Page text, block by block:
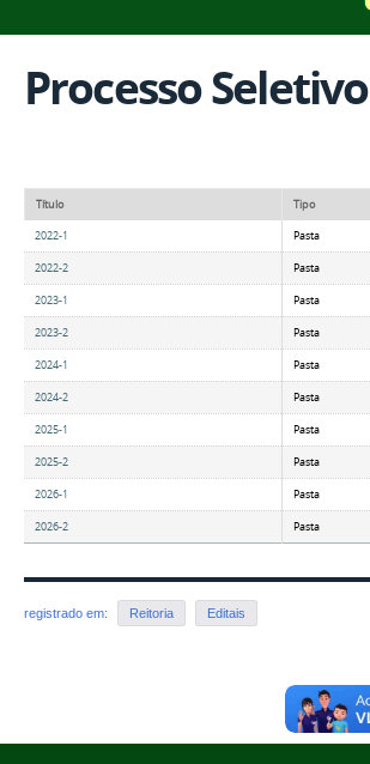
Processo Seletivo
Título Tipo
2022-1 Pasta
2022-2 Pasta
2023-1 Pasta
2023-2 Pasta
2024-1 Pasta
2024-2 Pasta
2025-1 Pasta
2025-2 Pasta
2026-1 Pasta
2026-2 Pasta
registrado em: Reitoria Editais